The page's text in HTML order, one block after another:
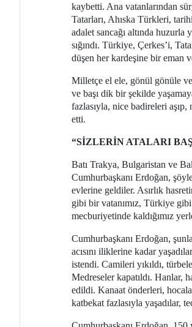
kaybetti. Ana vatanlarından
Tatarları, Ahıska Türkleri,
adalet sancağı altında
sığındı. Türkiye, Çerkes’i,
düşen her kardeşine bir eman
Milletçe el ele, gönül gönüle
ve başı dik bir şekilde
fazlasıyla, nice badireleri
etti.
“SİZLERİN ATALARI
Batı Trakya, Bulgaristan ve
Cumhurbaşkanı Erdoğan,
evlerine geldiler. Asırlık
gibi bir vatanımız, Türkiye
mecburiyetinde kaldığımız
Cumhurbaşkanı Erdoğan,
acısını iliklerine kadar
istendi. Camileri yıkıldı,
Medreseler kapatıldı. Hanlar,
edildi. Kanaat önderleri,
katbekat fazlasıyla yaşadılar,